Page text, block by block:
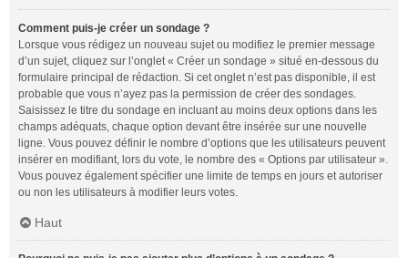
Comment puis-je créer un sondage ?
Lorsque vous rédigez un nouveau sujet ou modifiez le premier message
d’un sujet, cliquez sur l’onglet « Créer un sondage » situé en-dessous du
formulaire principal de rédaction. Si cet onglet n’est pas disponible, il est
probable que vous n’ayez pas la permission de créer des sondages.
Saisissez le titre du sondage en incluant au moins deux options dans les
champs adéquats, chaque option devant être insérée sur une nouvelle
ligne. Vous pouvez définir le nombre d’options que les utilisateurs peuvent
insérer en modifiant, lors du vote, le nombre des « Options par utilisateur ».
Vous pouvez également spécifier une limite de temps en jours et autoriser
ou non les utilisateurs à modifier leurs votes.
Haut